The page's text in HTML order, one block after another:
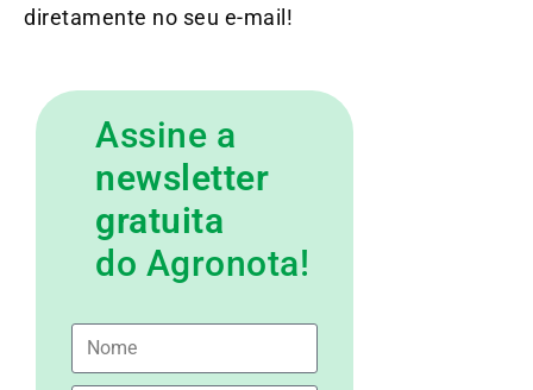
diretamente no seu e-mail!
Assine a
newsletter
gratuita
do Agronota!